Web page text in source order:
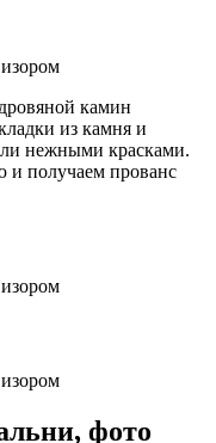
камин
из камня и
нежными красками.
и получаем прованс
фото